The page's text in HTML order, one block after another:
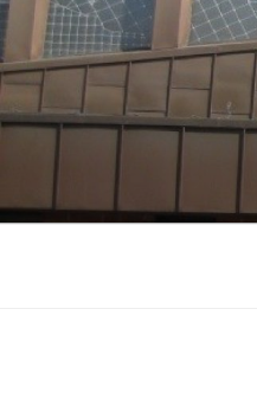
Zum
Inhalt
springen